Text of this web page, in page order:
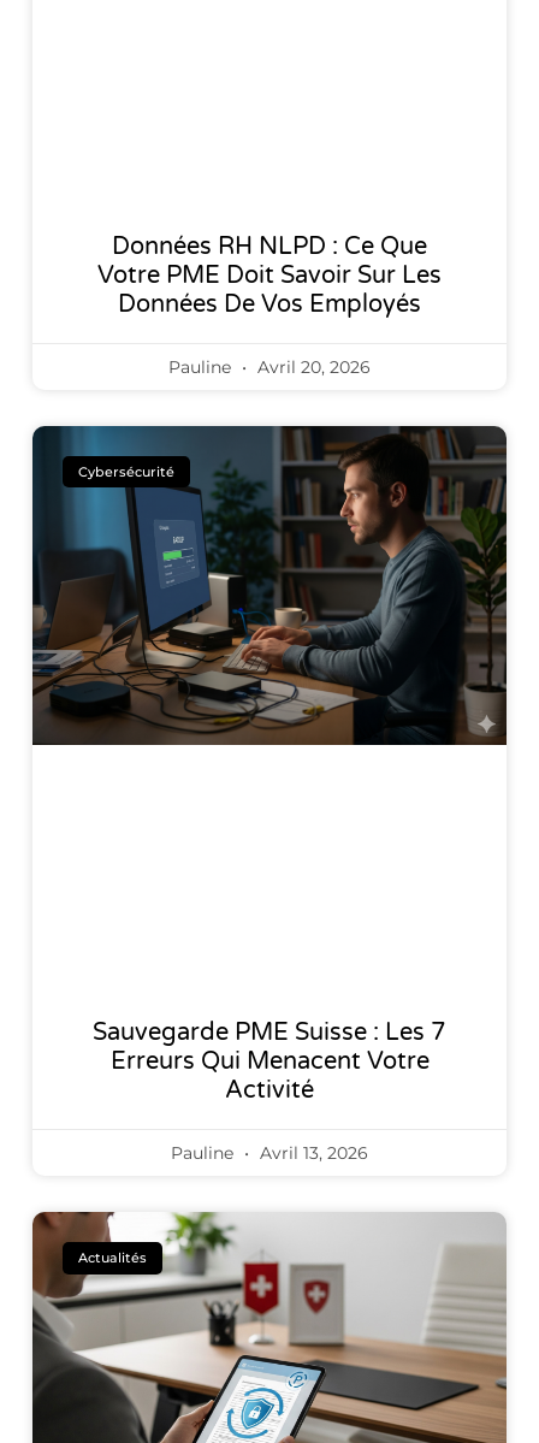
Données RH NLPD : Ce Que
Votre PME Doit Savoir Sur Les
Données De Vos Employés
Pauline Avril 20, 2026
Cybersécurité
Sauvegarde PME Suisse : Les 7
Erreurs Qui Menacent Votre
Activité
Pauline Avril 13, 2026
Actualités